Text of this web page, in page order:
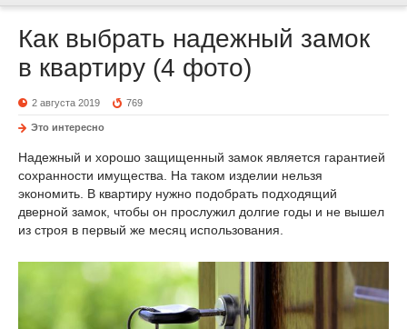
Как выбрать надежный замок
в квартиру (4 фото)
2 августа 2019 769
Это интересно
Надежный и хорошо защищенный замок является гарантией
сохранности имущества. На таком изделии нельзя
экономить. В квартиру нужно подобрать подходящий
дверной замок, чтобы он прослужил долгие годы и не вышел
из строя в первый же месяц использования.